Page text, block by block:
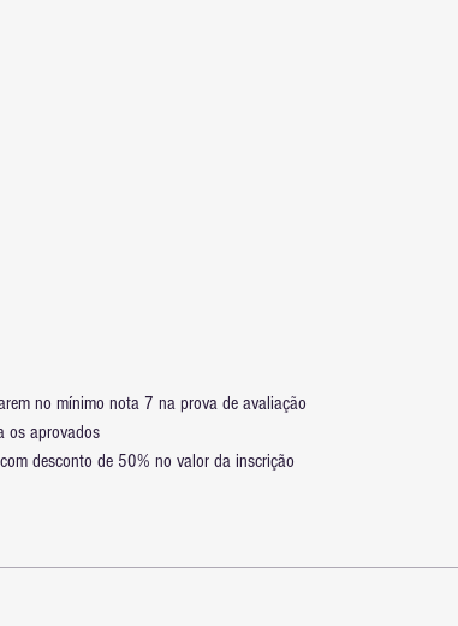
no mínimo nota 7 na prova de avaliação
os aprovados
desconto de 50% no valor da inscrição